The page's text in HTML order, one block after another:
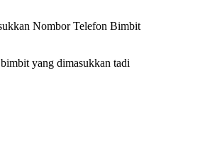
Nombor Telefon Bimbit
yang dimasukkan tadi